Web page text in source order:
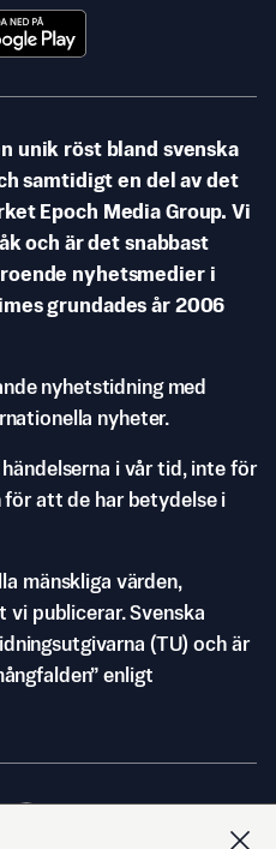
unik röst bland svenska
samtidigt en del av det
Epoch Media Group. Vi
och är det snabbast
nyhetsmedier i
grundades år 2006
nyhetstidning med
nyheter.
i vår tid, inte för
att de har betydelse i
mänskliga värden,
publicerar. Svenska
(TU) och är
enligt